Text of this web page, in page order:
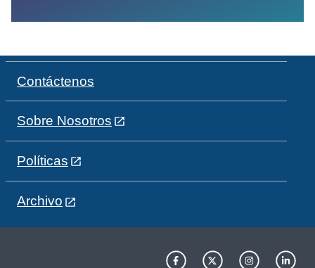
Contáctenos
Sobre Nosotros
Políticas
Archivo